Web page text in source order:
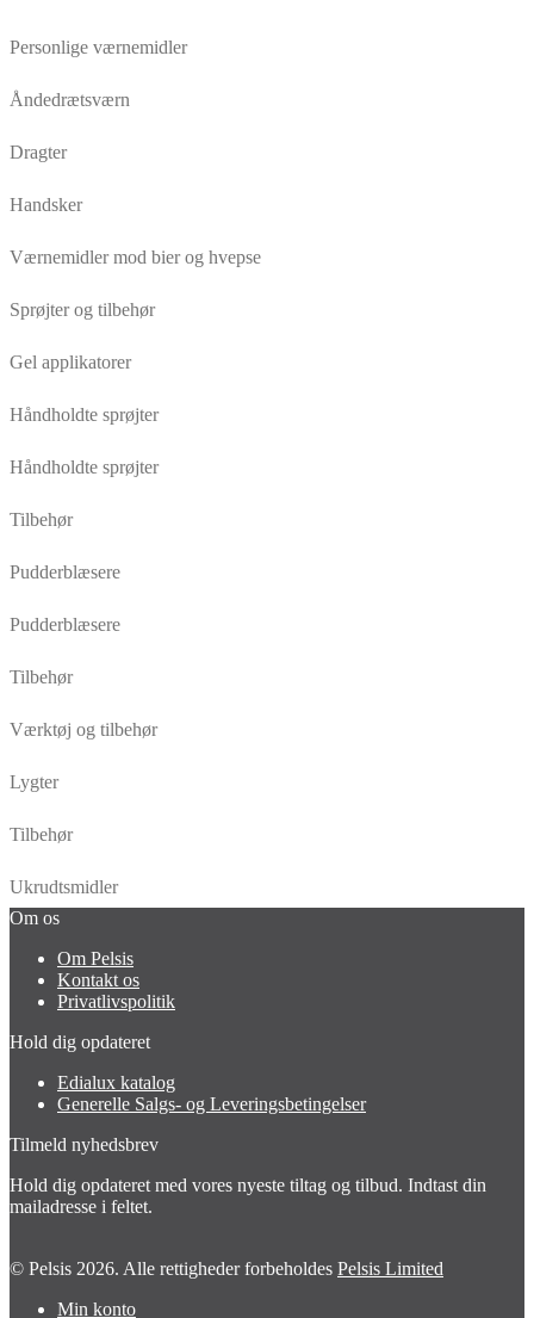
Personlige værnemidler
Åndedrætsværn
Dragter
Handsker
Værnemidler mod bier og hvepse
Sprøjter og tilbehør
Gel applikatorer
Håndholdte sprøjter
Håndholdte sprøjter
Tilbehør
Pudderblæsere
Pudderblæsere
Tilbehør
Værktøj og tilbehør
Lygter
Tilbehør
Ukrudtsmidler
Om os
Om Pelsis
Kontakt os
Privatlivspolitik
Hold dig opdateret
Edialux katalog
Generelle Salgs- og Leveringsbetingelser
Tilmeld nyhedsbrev
Hold dig opdateret med vores nyeste tiltag og tilbud. Indtast din
mailadresse i feltet.
© Pelsis 2026. Alle rettigheder forbeholdes Pelsis Limited
Min konto